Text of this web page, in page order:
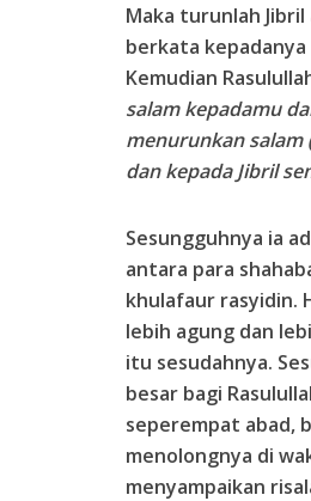
Maka turunlah Jibril
berkata kepadanya
Kemudian
salam kepadamu
menurunkan salam
dan kepada Jibril
Sesungguhnya ia
antara para
khulafaur rasyidin.
lebih agung dan
itu sesudahnya.
besar bagi
seperempat abad,
menolongnya di
menyampaikan